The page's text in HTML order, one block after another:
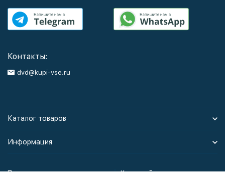
Контакты:
dvd@kupi-vse.ru
Каталог товаров
Информация
Политика персональных данных Карта сайта